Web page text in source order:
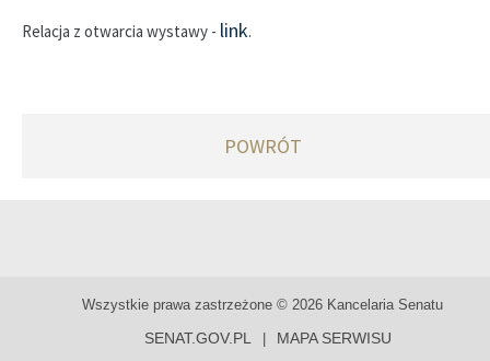
Relacja z otwarcia wystawy - link.
POWRÓT
Wszystkie prawa zastrzeżone © 2026 Kancelaria Senatu
SENAT.GOV.PL MAPA SERWISU